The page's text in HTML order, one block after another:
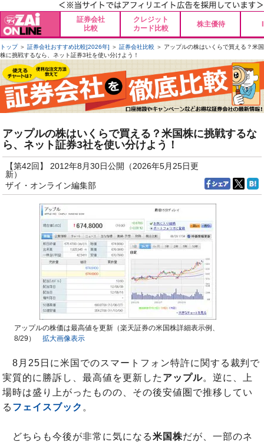
証券会社
比較
クレジット
カード比較
株主優待
トップ＞ 証券会社おすすめ比較[2026年] ＞ 証券会社比較 ＞ アップルの株はいくらで買える？米国
株に挑戦するなら、ネット証券3社を使い分けよう！
アップルの株はいくらで買える？米国株に挑戦するな
ら、ネット証券3社を使い分けよう！
【第42回】 2012年8月30日公開（2026年5月25日更
新）
ザイ・オンライン編集部
アップルの株価は最高値を更新（楽天証券の米国株詳細表示例、
8/29）
拡大画像表示
8月25日に米国でのスマートフォン特許に関する裁判で
実質的に勝訴し、最高値を更新した アップル。逆に、上
場時は盛り上がったものの、その後安値圏で推移してい
る フェイスブック 。
どちらも今後が非常に気になる米国株だが、一部のネ